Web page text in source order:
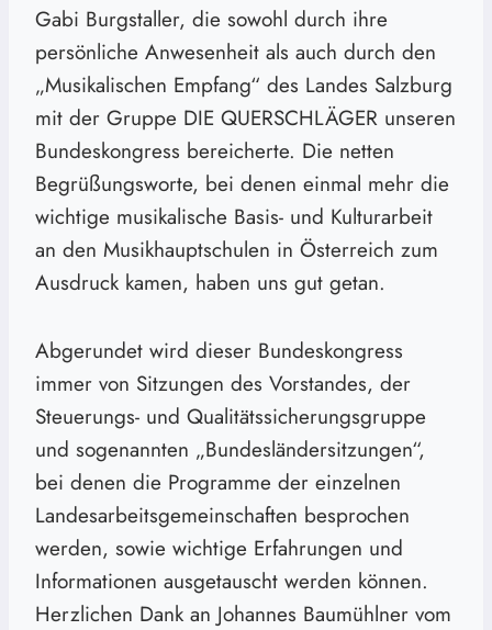
Gabi Burgstaller, die sowohl durch ihre
persönliche Anwesenheit als auch durch den
„Musikalischen Empfang“ des Landes Salzburg
mit der Gruppe DIE QUERSCHLÄGER unseren
Bundeskongress bereicherte. Die netten
Begrüßungsworte, bei denen einmal mehr die
wichtige musikalische Basis- und Kulturarbeit
an den Musikhauptschulen in Österreich zum
Ausdruck kamen, haben uns gut getan.
Abgerundet wird dieser Bundeskongress
immer von Sitzungen des Vorstandes, der
Steuerungs- und Qualitätssicherungsgruppe
und sogenannten „Bundesländersitzungen“,
bei denen die Programme der einzelnen
Landesarbeitsgemeinschaften besprochen
werden, sowie wichtige Erfahrungen und
Informationen ausgetauscht werden können.
Herzlichen Dank an Johannes Baumühlner vom